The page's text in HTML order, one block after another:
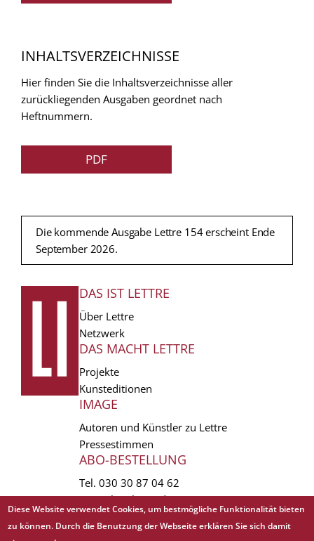
INHALTSVERZEICHNISSE
Hier finden Sie die Inhaltsverzeichnisse aller
zurückliegenden Ausgaben geordnet nach
Heftnummern.
PDF
Die kommende Ausgabe Lettre 154 erscheint Ende
September 2026.
FUSSZEILE
DAS IST LETTRE
Über Lettre
Netzwerk
DAS MACHT LETTRE
Projekte
Kunsteditionen
IMAGE
Autoren und Künstler zu Lettre
Pressestimmen
ABO-BESTELLUNG
Tel. 030 30 87 04 62
vertrieb(at)lettre.de
Diese Website verwendet Cookies, um bestmögliche Funktionalität bieten
zu können. Durch die Benutzung der Webseite erklären Sie sich damit